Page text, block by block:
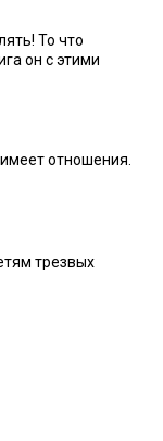
То что
он с этими
отношения.
трезвых
реального